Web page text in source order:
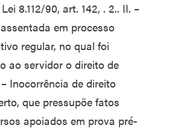
8.112/90, art. 142, . 2.. II. –
em processo
regular, no qual foi
ao servidor o direito de
Inocorrência de direito
que pressupõe fatos
apoiados em prova pré-